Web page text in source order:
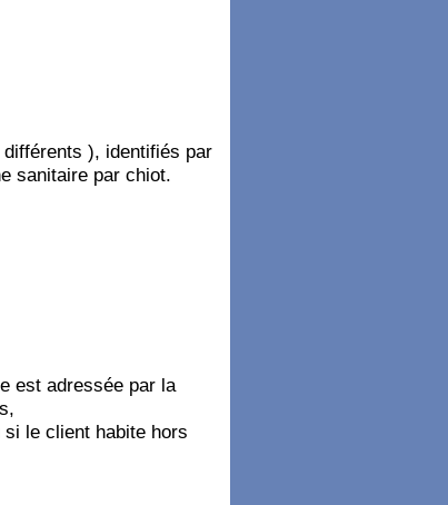
), identifiés par
sanitaire par chiot.
est adressée par la
le client habite hors